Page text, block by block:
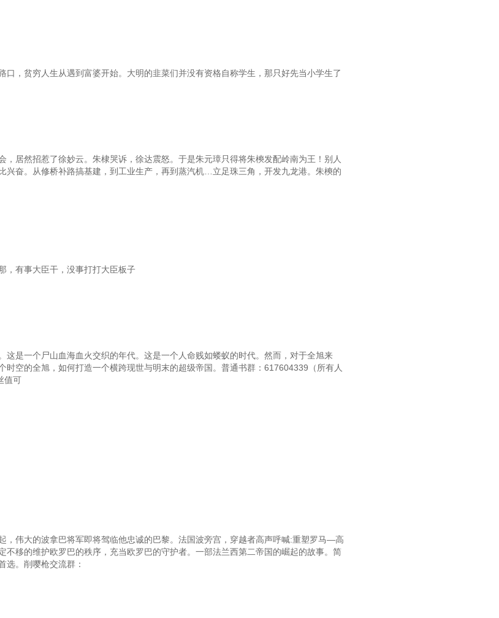
口，贫穷人生从遇到富婆开始。大明的韭菜们并没有资格自称学生，那只好先当小学生了
，居然招惹了徐妙云。朱棣哭诉，徐达震怒。于是朱元璋只得将朱樉发配岭南为王！别人
兴奋。从修桥补路搞基建，到工业生产，再到蒸汽机…立足珠三角，开发九龙港。朱樉的
，有事大臣干，没事打打大臣板子
这是一个尸山血海血火交织的年代。这是一个人命贱如蝼蚁的时代。然而，对于全旭来
时空的全旭，如何打造一个横跨现世与明末的超级帝国。普通书群：617604339（所有人
值可
，伟大的波拿巴将军即将驾临他忠诚的巴黎。法国波旁宫，穿越者高声呼喊:重塑罗马—高
不移的维护欧罗巴的秩序，充当欧罗巴的守护者。一部法兰西第二帝国的崛起的故事。简
选。削嘤枪交流群：